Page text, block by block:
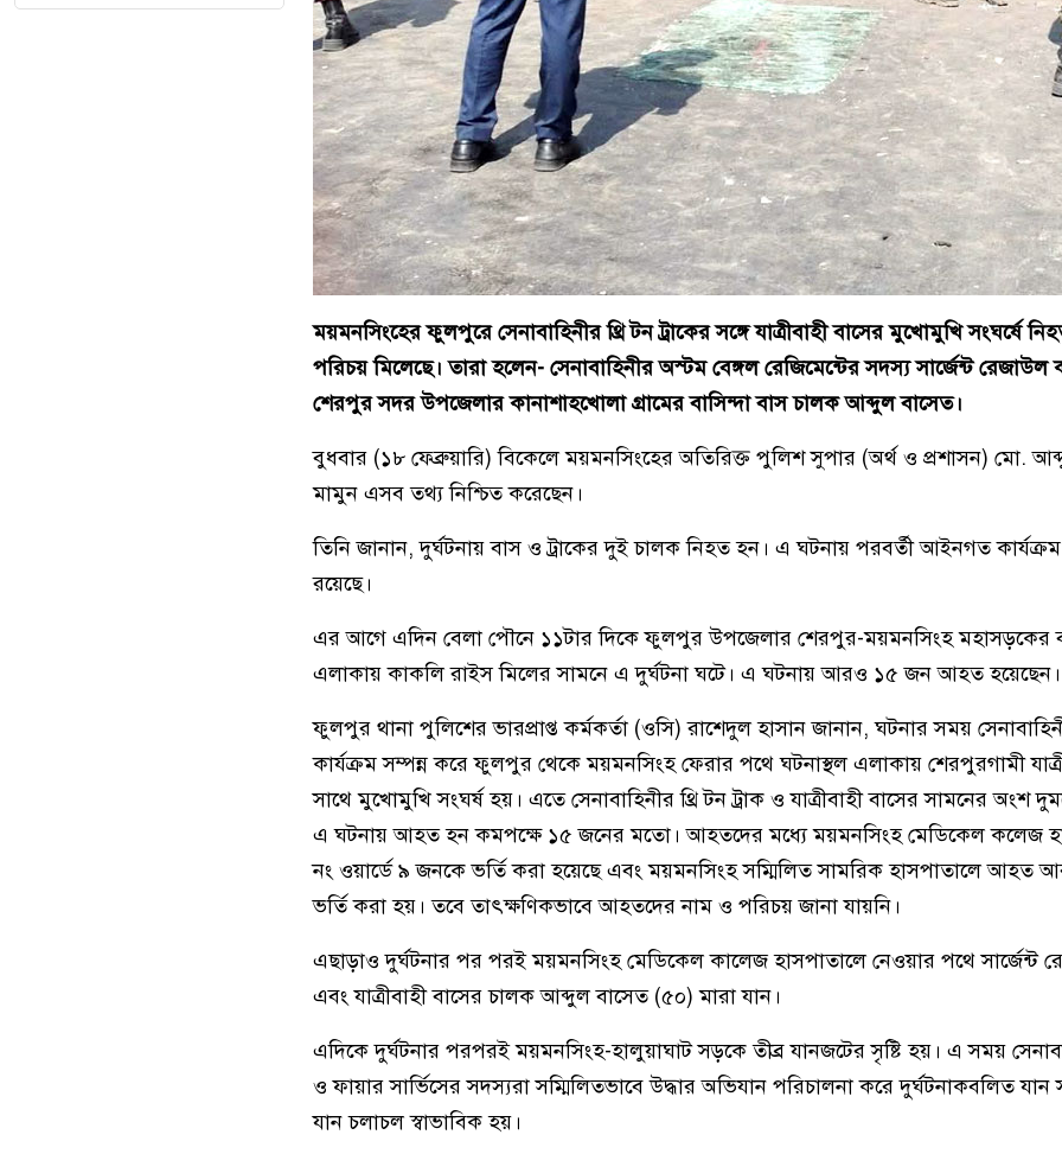
ময়মনসিংহের ফুলপুরে সেনাবাহিনীর থ্রি টন ট্রাকের সঙ্গে যাত্রীবাহী বাসের মুখোমুখি সংঘর্ষে
পরিচয় মিলেছে। তারা হলেন- সেনাবাহিনীর অস্টম বেঙ্গল রেজিমেন্টের সদস্য সার্জেন্ট
শেরপুর সদর উপজেলার কানাশাহখোলা গ্রামের বাসিন্দা বাস চালক আব্দুল বাসেত।
বুধবার (১৮ ফেব্রুয়ারি) বিকেলে ময়মনসিংহের অতিরিক্ত পুলিশ সুপার (অর্থ ও প্রশাসন) মো.
মামুন এসব তথ্য নিশ্চিত করেছেন।
তিনি জানান, দুর্ঘটনায় বাস ও ট্রাকের দুই চালক নিহত হন। এ ঘটনায় পরবর্তী আইনগত কার্যক্রম
রয়েছে।
এর আগে এদিন বেলা পৌনে ১১টার দিকে ফুলপুর উপজেলার শেরপুর-ময়মনসিংহ মহাসড়কের
এলাকায় কাকলি রাইস মিলের সামনে এ দুর্ঘটনা ঘটে। এ ঘটনায় আরও ১৫ জন আহত হয়েছেন।
ফুলপুর থানা পুলিশের ভারপ্রাপ্ত কর্মকর্তা (ওসি) রাশেদুল হাসান জানান, ঘটনার সময়
কার্যক্রম সম্পন্ন করে ফুলপুর থেকে ময়মনসিংহ ফেরার পথে ঘটনাস্থল এলাকায় শেরপুরগামী
সাথে মুখোমুখি সংঘর্ষ হয়। এতে সেনাবাহিনীর থ্রি টন ট্রাক ও যাত্রীবাহী বাসের সামনের অংশ
এ ঘটনায় আহত হন কমপক্ষে ১৫ জনের মতো। আহতদের মধ্যে ময়মনসিংহ মেডিকেল কলেজ
নং ওয়ার্ডে ৯ জনকে ভর্তি করা হয়েছে এবং ময়মনসিংহ সম্মিলিত সামরিক হাসপাতালে আহত
ভর্তি করা হয়। তবে তাৎক্ষণিকভাবে আহতদের নাম ও পরিচয় জানা যায়নি।
এছাড়াও দুর্ঘটনার পর পরই ময়মনসিংহ মেডিকেল কালেজ হাসপাতালে নেওয়ার পথে সার্জেন্ট
এবং যাত্রীবাহী বাসের চালক আব্দুল বাসেত (৫০) মারা যান।
এদিকে দুর্ঘটনার পরপরই ময়মনসিংহ-হালুয়াঘাট সড়কে তীব্র যানজটের সৃষ্টি হয়। এ সময়
ও ফায়ার সার্ভিসের সদস্যরা সম্মিলিতভাবে উদ্ধার অভিযান পরিচালনা করে দুর্ঘটনাকবলিত যান
যান চলাচল স্বাভাবিক হয়।